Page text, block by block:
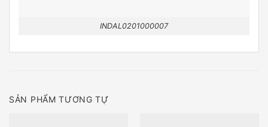
INDAL0201000007
SẢN PHẨM TƯƠNG TỰ